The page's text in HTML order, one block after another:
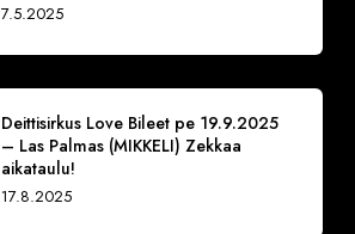
7.5.2025
Deittisirkus Love Bileet pe 19.9.2025
– Las Palmas (MIKKELI) Zekkaa
aikataulu!
17.8.2025